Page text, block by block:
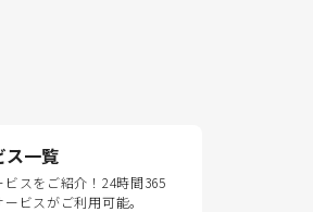
ス一覧
スをご紹介！24時間365
ビスがご利用可能。